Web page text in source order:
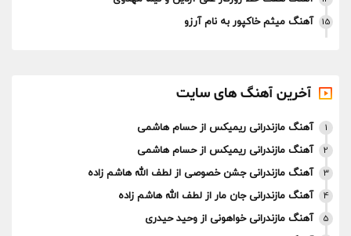
15 آهنگ میثم خاکپور به نام آرزو
آخرین آهنگ های سایت
1 آهنگ مازندرانی ریمیکس از حسام هاشمی
2 آهنگ مازندرانی ریمیکس از حسام هاشمی
3 آهنگ مازندرانی جشن خصوصی از لطف الله هاشم زاده
4 آهنگ مازندرانی جان مار از لطف الله هاشم زاده
5 آهنگ مازندرانی خواهونی از وحید حیدری